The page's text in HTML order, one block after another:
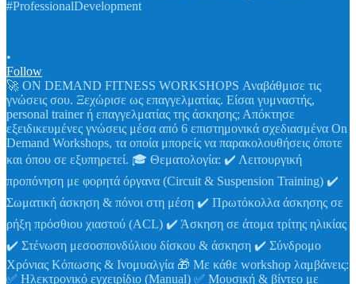
•
Follow
🚀 ON DEMAND FITNESS WORKSHOPS Αναβάθμισε τις
γνώσεις σου. Ξεχώρισε ως επαγγελματίας. Είσαι γυμναστής,
personal trainer ή επαγγελματίας της άσκησης; Απόκτησε
εξειδικευμένες γνώσεις μέσα από 6 επιστημονικά σχεδιασμένα On
Demand Workshops, τα οποία μπορείς να παρακολουθήσεις όποτε
και όπου σε εξυπηρετεί. 🎓 Θεματολογία: ✔️ Λειτουργική
προπόνηση με φορητά όργανα (Circuit & Suspension Training) ✔️
Σωματική άσκηση & πόνοι στη μέση ✔️ Πρωτόκολλα άσκησης σε
ρήξη πρόσθιου χιαστού (ACL) ✔️ Άσκηση σε άτομα τρίτης ηλικίας
✔️ Στένωση μεσοσπονδύλιου δίσκου & άσκηση ✔️ Σύνδρομο
Χρόνιας Κόπωσης & Ινομυαλγία 🎁 Με κάθε workshop λαμβάνεις:
✅ Ηλεκτρονικό εγχειρίδιο (Manual) ✅ Μουσική & βίντεο με